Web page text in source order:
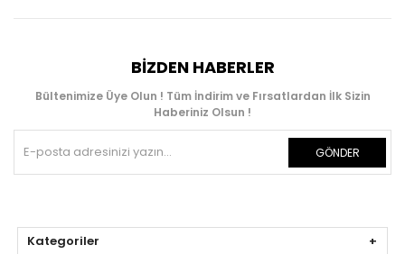
BIZDEN HABERLER
Bültenimize Üye Olun ! Tüm İndirim ve Fırsatlardan İlk Sizin
Haberiniz Olsun !
GÖNDER
Kategoriler